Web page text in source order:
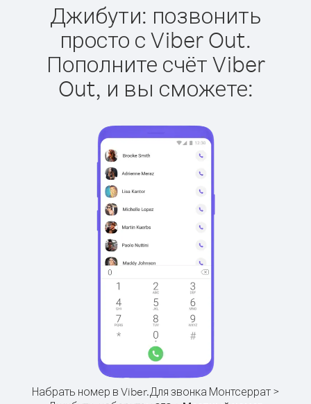
Джибути: позвонить
просто с Viber Out.
Пополните счёт Viber
Out, и вы сможете:
Набрать номер в Viber.Для звонка Монтсеррат >